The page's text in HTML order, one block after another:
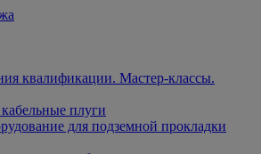
квалификации. Мастер-классы.
плуги
для подземной прокладки